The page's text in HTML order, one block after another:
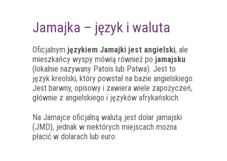
Jamajka – język i waluta
Oficjalnym językiem Jamajki jest angielski, ale
mieszkańcy wyspy mówią również po jamajsku
(lokalnie nazywany Patois lub Patwa). Jest to
język kreolski, który powstał na bazie angielskiego.
Jest barwny, opisowy i zawiera wiele zapożyczeń,
głównie z angielskiego i języków afrykańskich.
Na Jamajce oficjalną walutą jest dolar jamajski
(JMD), jednak w niektórych miejscach można
płacić w dolarach lub euro.